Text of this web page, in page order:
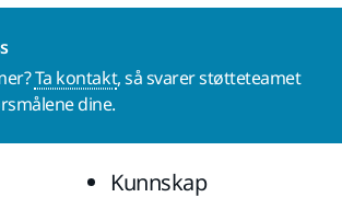
Ta kontakt, så svarer støtteteamet
dine.
Kunnskap